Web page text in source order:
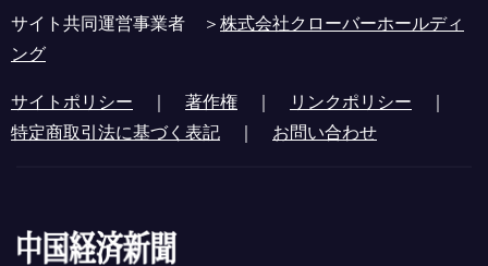
サイト共同運営事業者 ＞株式会社クローバーホールディ
ング
サイトポリシー ｜ 著作権 ｜ リンクポリシー ｜
特定商取引法に基づく表記 ｜ お問い合わせ